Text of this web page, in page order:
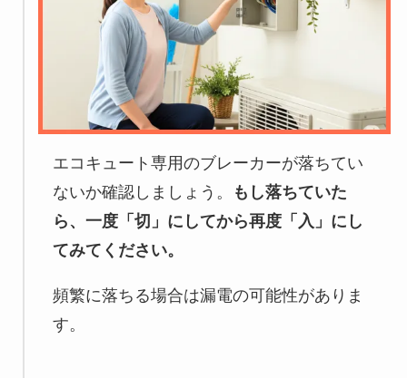
エコキュート専用のブレーカーが落ちてい
ないか確認しましょう。
もし落ちていた
ら、一度「切」にしてから再度「入」にし
てみてください。
頻繁に落ちる場合は漏電の可能性がありま
す。